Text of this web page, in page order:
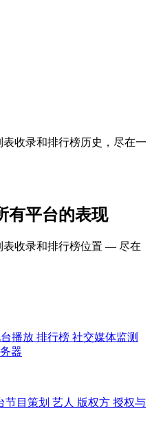
收录和排行榜历史，尽在一
有平台的表现
表收录和排行榜位置 — 尽在
播放 排行榜 社交媒体监测
器
节目策划 艺人 版权方 授权与